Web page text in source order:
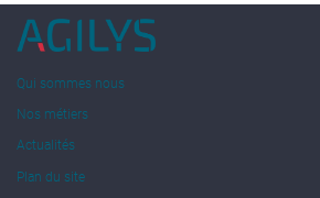
Qui sommes nous
Nos métiers
Actualités
Plan du site